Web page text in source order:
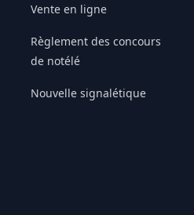
Vente en ligne
Règlement des concours
de notélé
Nouvelle signalétique